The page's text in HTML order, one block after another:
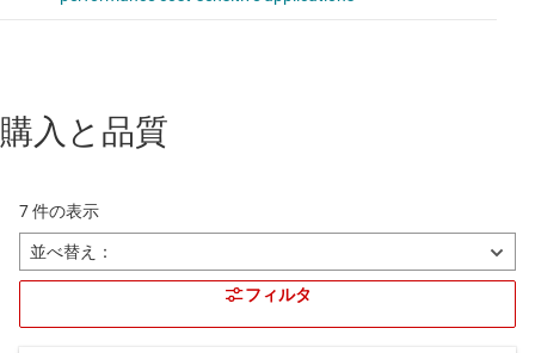
購入と品質